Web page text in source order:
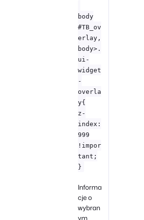
body
#TB_ov
erlay,
body>.
ui-
widget
-
overla
y{
z-
index:
999
!impor
tant;
}
Informa
cje o
wybran
ym